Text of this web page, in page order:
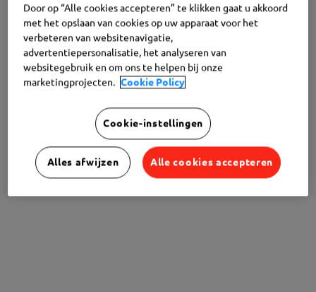
Stel eenopvallend
loonpakketsamen
Bied je teams een uniek voordeel:de beste
hightech, vrije tijd … Er is voor ieder wat wils! Met een
besparing van gemiddeld € 1500 per jaar bied je je
medewerkers meer koopkracht en hou je hen meer dan
ooit tevreden.
Door op “Alle cookies accepteren” te klikken gaat u akkoord
met het opslaan van cookies op uw apparaat voor het
verbeteren van websitenavigatie,
advertentiepersonalisatie, het analyseren van
websitegebruik en om ons te helpen bij onze
marketingprojecten. Cookie Policy
Cookie-instellingen
Alles afwijzen Alle cookies accepteren